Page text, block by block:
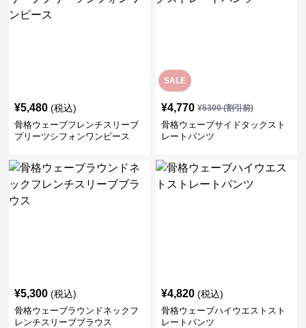
¥5,480 (税込)
骨格ウェーブフレンチスリーブ
プリーツシフォンワンピース
SALE
¥4,770 ¥5300(割引前)
骨格ウェーブサイドタックスト
レートパンツ
¥5,300 (税込)
骨格ウェーブラウンドネックフ
レンチスリーブブラウス
¥4,820 (税込)
骨格ウェーブハイウエストスト
レートパンツ